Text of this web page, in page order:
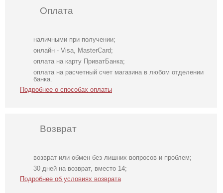
Оплата
наличными при получении;
онлайн - Visa, MasterCard;
оплата на карту ПриватБанка;
оплата на расчетный счет магазина в любом отделении
банка.
Подробнее о способах оплаты
Возврат
возврат или обмен без лишних вопросов и проблем;
30 дней на возврат, вместо 14;
Подробнее об условиях возврата
Нарядная ярко-
желтая маска
Прозрачные
бретельки
шириной 10 мм